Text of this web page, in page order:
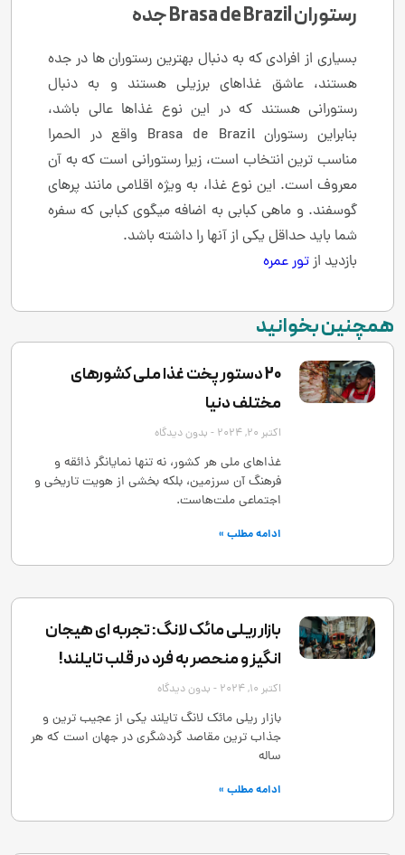
رستوران Brasa de Brazil جده
بسیاری از افرادی که به دنبال بهترین رستوران ها در جده
هستند، عاشق غذاهای برزیلی هستند و به دنبال
رستورانی هستند که در این نوع غذاها عالی باشد،
بنابراین رستوران Brasa de Brazil واقع در الحمرا
مناسب ترین انتخاب است، زیرا رستورانی است که به آن
معروف است. این نوع غذا، به ویژه اقلامی مانند پرهای
گوسفند. و ماهی کبابی به اضافه میگوی کبابی که سفره
شما باید حداقل یکی از آنها را داشته باشد.
بازدید ازتور عمره
همچنین بخوانید
20 دستور پخت غذا ملی کشورهای
مختلف دنیا
اکتبر 20, 2024 بدون دیدگاه
غذاهای ملی هر کشور، نه تنها نمایانگر ذائقه و
فرهنگ آن سرزمین، بلکه بخشی از هویت تاریخی و
اجتماعی ملت‌هاست.
ادامه مطلب »
بازار ریلی مائک لانگ: تجربه ‌ای هیجان
‌انگیز و منحصر به‌ فرد در قلب تایلند!
اکتبر 10, 2024 بدون دیدگاه
بازار ریلی مائک لانگ تایلند یکی از عجیب ‌ترین و
جذاب ‌ترین مقاصد گردشگری در جهان است که هر
ساله
ادامه مطلب »